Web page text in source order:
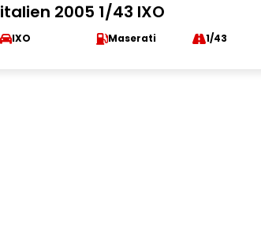
italien 2005 1/43 IXO
IXO Maserati 1/43